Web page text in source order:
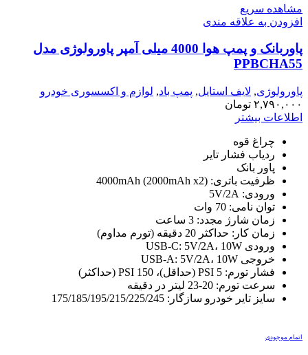
مشاهده سریع
افزودن به علاقه مندی
پاوربانک و پمپ هوا 4000 میلی آمپر پاورولوژی مدل
PPBCHA55
پاورولوژی, لایف استایل, پمپ باد, لوازم و اکسسوری خودرو
۲,۷۹۰,۰۰۰ تومان
اطلاعات بیشتر
چراغ قوه
ردیاب فشار تایر
پاور بانک
ظرفیت باتری: 4000mAh (2000mAh x2)
ورودی: 5V/2A
توان نامی: 70 وات
زمان شارژ مجدد: 3 ساعت
زمان کار: حداکثر 20 دقیقه (تورم مداوم)
ورودی USB-C: 5V/2A، 10W
خروجی USB-A: 5V/2A، 10W
فشار تورم: 5 PSI (حداقل)، 150 PSI (حداکثر)
سرعت تورم: 20-23 لیتر در دقیقه
سایز تایر خودرو سازگار: 175/185/195/215/225/245
اتمام موجودی